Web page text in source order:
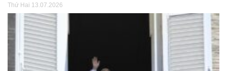
Thứ Hai 13.07.2026